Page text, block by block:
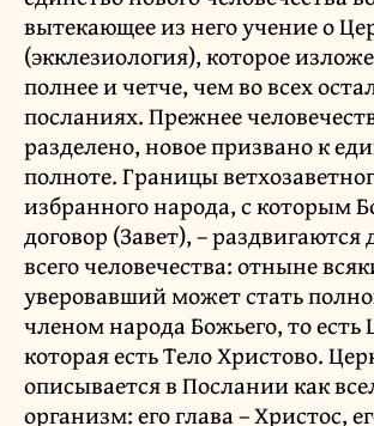
вытекающее из него учение о
(экклезиология), которое
полнее и четче, чем во всех
посланиях. Прежнее
разделено, новое призвано к
полноте. Границы
избранного народа, с которым
договор (Завет), – раздвигаются
всего человечества: отныне
уверовавший может стать
членом народа Божьего, то есть
которая есть Тело Христово.
описывается в Послании как
организм: его глава – Христос,